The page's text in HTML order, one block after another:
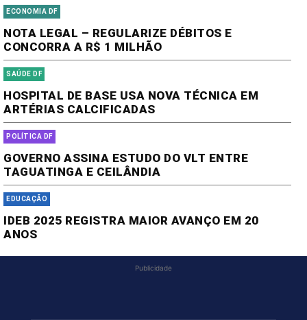
ECONOMIA DF
NOTA LEGAL – REGULARIZE DÉBITOS E
CONCORRA A R$ 1 MILHÃO
SAÚDE DF
HOSPITAL DE BASE USA NOVA TÉCNICA EM
ARTÉRIAS CALCIFICADAS
POLÍTICA DF
GOVERNO ASSINA ESTUDO DO VLT ENTRE
TAGUATINGA E CEILÂNDIA
EDUCAÇÃO
IDEB 2025 REGISTRA MAIOR AVANÇO EM 20
ANOS
Publicidade